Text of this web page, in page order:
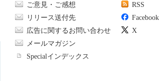
ご意見・ご感想
リリース送付先
広告に関するお問い合わせ
メールマガジン
Specialインデックス
RSS
Facebook
X